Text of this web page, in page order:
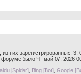
, из них зарегистрированных:
форуме было Чт май 07, 2026
[Spider] Bing [Bot] Google